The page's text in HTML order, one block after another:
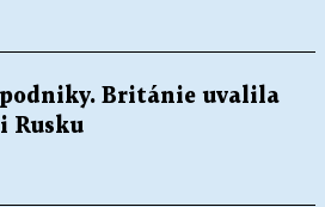
Británie uvalila
Rusku